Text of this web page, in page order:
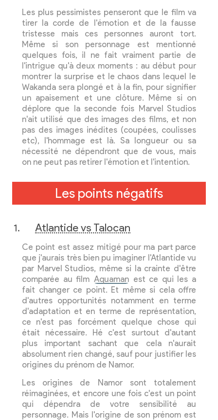
Les plus pessimistes penseront que le film va
tirer la corde de l'émotion et de la fausse
tristesse mais ces personnes auront tort.
Même si son personnage est mentionné
quelques fois, il ne fait vraiment partie de
l'intrigue qu'à deux moments : au début pour
montrer la surprise et le chaos dans lequel le
Wakanda sera plongé et à la fin, pour signifier
un apaisement et une clôture. Même si on
déplore que la seconde fois Marvel Studios
n'ait utilisé que des images des films, et non
pas des images inédites (coupées, coulisses
etc), l'hommage est là. Sa longueur ou sa
nécessité ne dépendront que de vous, mais
on ne peut pas retirer l'émotion et l'intention.
Les points négatifs
Atlantide vs Talocan
Ce point est assez mitigé pour ma part parce
que j'aurais très bien pu imaginer l'Atlantide vu
par Marvel Studios, même si la crainte d'être
comparée au film Aquaman est ce qui les a
fait changer ce point. Et même si cela offre
d'autres opportunités notamment en terme
d'adaptation et en terme de représentation,
ce n'est pas forcément quelque chose qui
était nécessaire. Hé c'est surtout d'autant
plus important sachant que cela n'aurait
absolument rien changé, sauf pour justifier les
origines du prénom de Namor.
Les origines de Namor sont totalement
réimaginées, et encore une fois c'est un point
qui dépendra de votre sensibilité au
personnage. Mais l'origine de son prénom est